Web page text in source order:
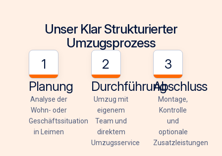
Unser Klar Strukturierter
Umzugsprozess
1
Planung
Analyse der
Wohn- oder
Geschäftssituation
in Leimen
2
Durchführung
Umzug mit
eigenem
Team und
direktem
Umzugsservice
3
Abschluss
Montage,
Kontrolle
und
optionale
Zusatzleistungen